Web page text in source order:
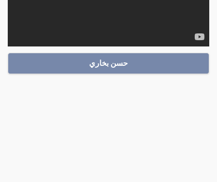
حسن بخاري